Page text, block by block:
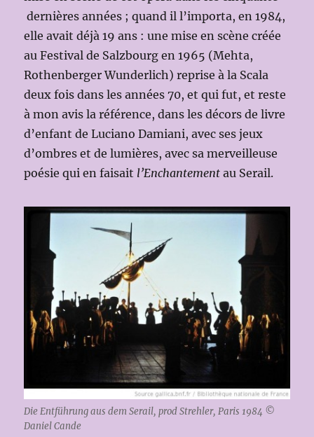
dernières années ; quand il l’importa, en 1984,
elle avait déjà 19 ans : une mise en scène créée
au Festival de Salzbourg en 1965 (Mehta,
Rothenberger Wunderlich) reprise à la Scala
deux fois dans les années 70, et qui fut, et reste
à mon avis la référence, dans les décors de livre
d’enfant de Luciano Damiani, avec ses jeux
d’ombres et de lumières, avec sa merveilleuse
poésie qui en faisait l’Enchantement au Serail.
Die Entführung aus dem Serail, prod Strehler, Paris 1984 ©
Daniel Cande